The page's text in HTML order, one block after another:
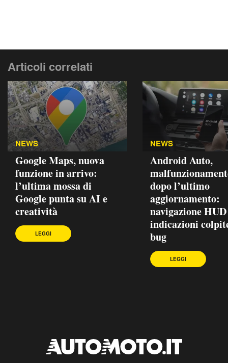
Articoli correlati
NEWS
Google Maps, nuova
funzione in arrivo:
l’ultima mossa di
Google punta su AI e
creatività
LEGGI
NEWS
Android Auto,
dopo l’ultimo
aggiornamento:
navigazione
indicazioni
bug
LEGGI